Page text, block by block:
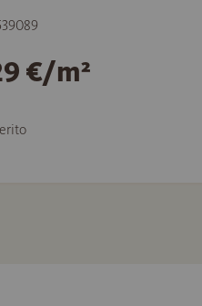
€/m²